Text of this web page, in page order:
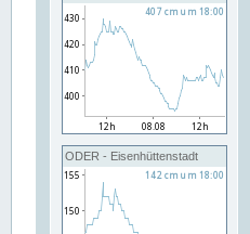
ODER - Eisenhüttenstadt